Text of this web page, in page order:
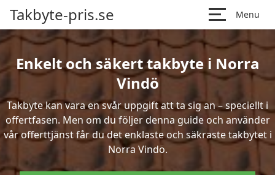
Takbyte-pris.se Menu
Enkelt och säkert takbyte i Norra
Vindö
Takbyte kan vara en svår uppgift att ta sig an – speciellt i
offertfasen. Men om du följer denna guide och använder
vår offerttjänst får du det enklaste och säkraste takbytet i
Norra Vindö.